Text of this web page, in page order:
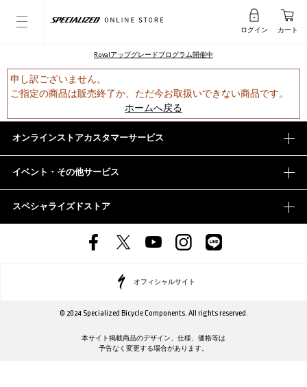
ログイン カート
Rovalアップグレードプログラム開催中
申し訳ございません。
ご指定の商品は販売終了か、ただ今お取扱いできない商品です。
ホームへ戻る
オンラインストアカスタマーサービス
イベント・その他サービス
スペシャライズドストア
オフィシャルサイト
© 2024 Specialized Bicycle Components. All rights reserved.
本サイト掲載商品のデザイン、仕様、価格等は
予告なく変更する場合があります。